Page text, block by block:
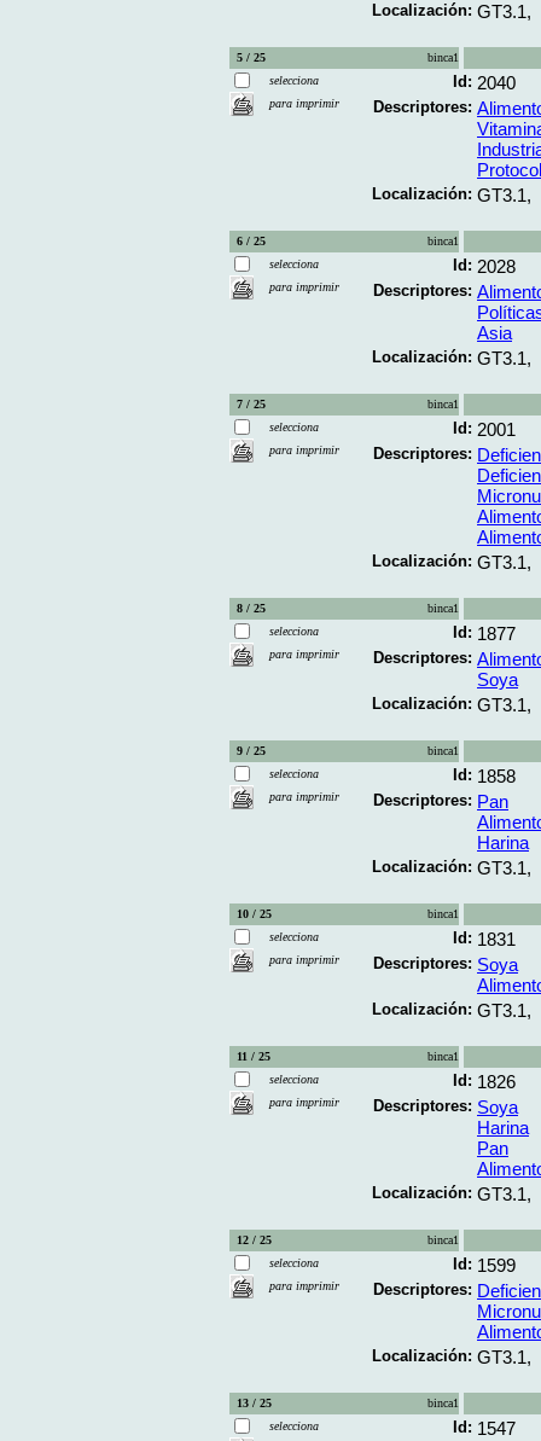
Localización: GT3.1,
5 / 25
binca1
selecciona
para imprimir
Id: 2040
Descriptores:
Localización: GT3.1,
6 / 25
binca1
selecciona
para imprimir
Id: 2028
Descriptores:
Asia
Localización: GT3.1,
7 / 25
binca1
selecciona
para imprimir
Id: 2001
Descriptores:
Localización: GT3.1,
8 / 25
binca1
selecciona
para imprimir
Id: 1877
Descriptores:
Soya
Localización: GT3.1,
9 / 25
binca1
selecciona
para imprimir
Id: 1858
Descriptores: Pan
Harina
Localización: GT3.1,
10 / 25
binca1
selecciona
para imprimir
Id: 1831
Descriptores: Soya
Localización: GT3.1,
11 / 25
binca1
selecciona
para imprimir
Id: 1826
Descriptores: Soya
Harina
Pan
Localización: GT3.1,
12 / 25
binca1
selecciona
para imprimir
Id: 1599
Descriptores:
Localización: GT3.1,
13 / 25
binca1
selecciona
Id: 1547